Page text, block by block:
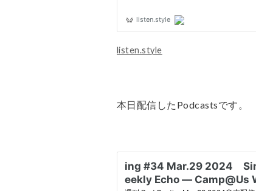
listen.style
本日配信したPodcastsです。